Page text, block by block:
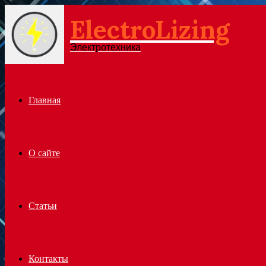
Menu ElectroLizing
Электротехника
Главная
О сайте
Статьи
Контакты